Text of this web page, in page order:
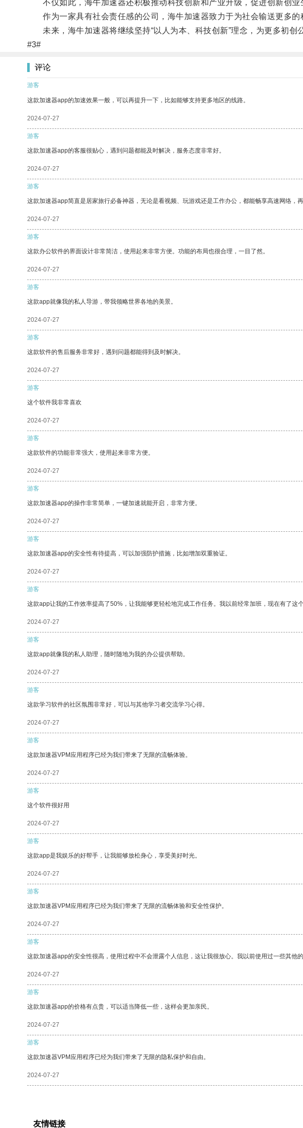
不仅如此，海牛加速器还积极推动科技创新和产业升级，促进创新创业
作为一家具有社会责任感的公司，海牛加速器致力于为社会输送更多的
未来，海牛加速器将继续坚持“以人为本、科技创新”理念，为更多初创
#3#
评论
游客
这款加速器app的加速效果一般，可以再提升一下，比如能够支持更多地区的线路。
2024-07-27
游客
这款加速器app的客服很贴心，遇到问题都能及时解决，服务态度非常好。
2024-07-27
游客
这款加速器app简直是居家旅行必备神器，无论是看视频、玩游戏还是工作办公，都能畅享高速网络
2024-07-27
游客
这款办公软件的界面设计非常简洁，使用起来非常方便。功能的布局也很合理，一目了然。
2024-07-27
游客
这款app就像我的私人导游，带我领略世界各地的美景。
2024-07-27
游客
这款软件的售后服务非常好，遇到问题都能得到及时解决。
2024-07-27
游客
这个软件我非常喜欢
2024-07-27
游客
这款软件的功能非常强大，使用起来非常方便。
2024-07-27
游客
这款加速器app的操作非常简单，一键加速就能开启，非常方便。
2024-07-27
游客
这款加速器app的安全性有待提高，可以加强防护措施，比如增加双重验证。
2024-07-27
游客
这款app让我的工作效率提高了50%，让我能够更轻松地完成工作任务。我以前经常加班，现在有了这
2024-07-27
游客
这款app就像我的私人助理，随时随地为我的办公提供帮助。
2024-07-27
游客
这款学习软件的社区氛围非常好，可以与其他学习者交流学习心得。
2024-07-27
游客
这款加速器VPM应用程序已经为我们带来了无限的流畅体验。
2024-07-27
游客
这个软件很好用
2024-07-27
游客
这款app是我娱乐的好帮手，让我能够放松身心，享受美好时光。
2024-07-27
游客
这款加速器VPM应用程序已经为我们带来了无限的流畅体验和安全性保护。
2024-07-27
游客
这款加速器app的安全性很高，使用过程中不会泄露个人信息，这让我很放心。我以前使用过一些其他
2024-07-27
游客
这款加速器app的价格有点贵，可以适当降低一些，这样会更加亲民。
2024-07-27
游客
这款加速器VPM应用程序已经为我们带来了无限的隐私保护和自由。
2024-07-27
友情链接